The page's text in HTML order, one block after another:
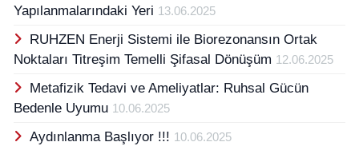
Yapılanmalarındaki Yeri 13.06.2025
RUHZEN Enerji Sistemi ile Biorezonansın Ortak
Noktaları Titreşim Temelli Şifasal Dönüşüm 12.06.2025
Metafizik Tedavi ve Ameliyatlar: Ruhsal Gücün
Bedenle Uyumu 10.06.2025
Aydınlanma Başlıyor !!! 10.06.2025